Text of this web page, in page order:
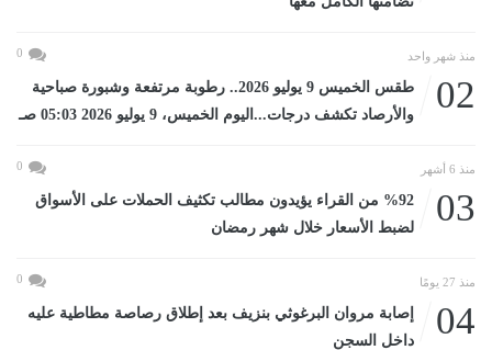
منذ شهر واحد 0
02
طقس الخميس 9 يوليو 2026.. رطوبة مرتفعة وشبورة صباحية
والأرصاد تكشف درجات...اليوم الخميس، 9 يوليو 2026 05:03 صـ
منذ 6 أشهر 0
03
%92 من القراء يؤيدون مطالب تكثيف الحملات على الأسواق
لضبط الأسعار خلال شهر رمضان
منذ 27 يومًا 0
04
إصابة مروان البرغوثي بنزيف بعد إطلاق رصاصة مطاطية عليه
داخل السجن